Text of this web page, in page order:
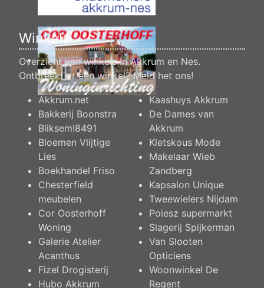
Winkels
Overzicht van winkels in Akkrum en Nes.
Ontbreekt er een winkel?Meld het ons!
Akkrum.net
Bakkerij Boonstra
Bliksem!8491
Bloemen Vlijtige
Lies
Boekhandel Friso
Chesterfield
meubelen
Cor Oosterhoff
Woning
Galerie Atelier
Acanthus
Fizel Drogisterij
Hubo Akkrum
Kaashuys Akkrum
De Dames van
Akkrum
Kletskous Mode
Makelaar Wieb
Zandberg
Kapsalon Unique
Tweewielers Nijdam
Poiesz supermarkt
Slagerij Spijkerman
Van Slooten
Opticiens
Woonwinkel De
Regent